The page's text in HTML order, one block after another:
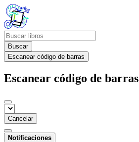
Buscar
Escanear código de barras
Escanear código de barras
Cancelar
Notificaciones